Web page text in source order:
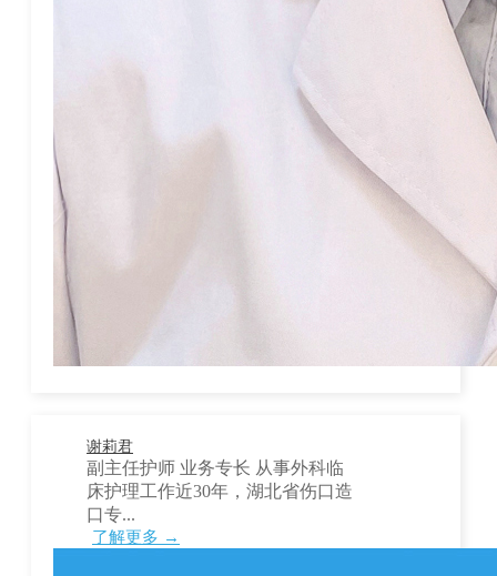
谢莉君
副主任护师 业务专长 从事外科临
床护理工作近30年，湖北省伤口造
口专...
了解更多 →